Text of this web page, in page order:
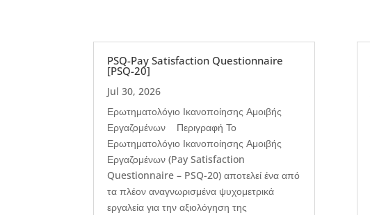
PSQ-Pay Satisfaction Questionnaire
[PSQ-20]
Jul 30, 2026
Ερωτηματολόγιο Ικανοποίησης Αμοιβής
Εργαζομένων Περιγραφή Το
Ερωτηματολόγιο Ικανοποίησης Αμοιβής
Εργαζομένων (Pay Satisfaction
Questionnaire – PSQ-20) αποτελεί ένα από
τα πλέον αναγνωρισμένα ψυχομετρικά
εργαλεία για την αξιολόγηση της